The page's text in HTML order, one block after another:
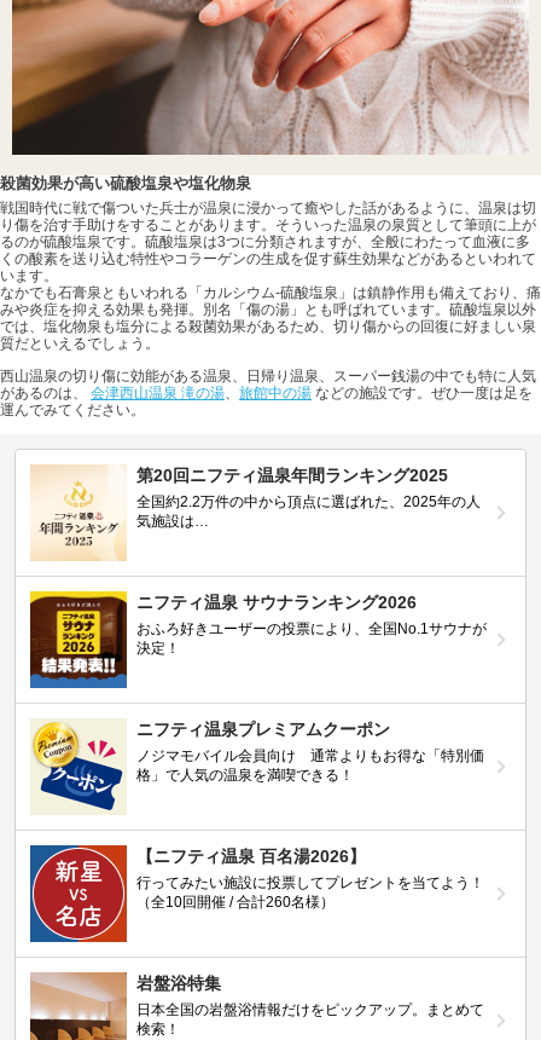
殺菌効果が高い硫酸塩泉や塩化物泉
戦国時代に戦で傷ついた兵士が温泉に浸かって癒やした話があるように、温泉は切
り傷を治す手助けをすることがあります。そういった温泉の泉質として筆頭に上が
るのが硫酸塩泉です。硫酸塩泉は3つに分類されますが、全般にわたって血液に多
くの酸素を送り込む特性やコラーゲンの生成を促す蘇生効果などがあるといわれて
います。
なかでも石膏泉ともいわれる「カルシウム-硫酸塩泉」は鎮静作用も備えており、痛
みや炎症を抑える効果も発揮。別名「傷の湯」とも呼ばれています。硫酸塩泉以外
では、塩化物泉も塩分による殺菌効果があるため、切り傷からの回復に好ましい泉
質だといえるでしょう。
西山温泉の切り傷に効能がある温泉、日帰り温泉、スーパー銭湯の中でも特に人気
があるのは、 会津西山温泉 滝の湯、 旅館中の湯 などの施設です。ぜひ一度は足を
運んでみてください。
第20回ニフティ温泉年間ランキング2025
全国約2.2万件の中から頂点に選ばれた、2025年の人
気施設は…
ニフティ温泉 サウナランキング2026
おふろ好きユーザーの投票により、全国No.1サウナが
決定！
ニフティ温泉プレミアムクーポン
ノジマモバイル会員向け 通常よりもお得な「特別価
格」で人気の温泉を満喫できる！
【ニフティ温泉 百名湯2026】
行ってみたい施設に投票してプレゼントを当てよう！
（全10回開催 / 合計260名様）
岩盤浴特集
日本全国の岩盤浴情報だけをピックアップ。まとめて
検索！